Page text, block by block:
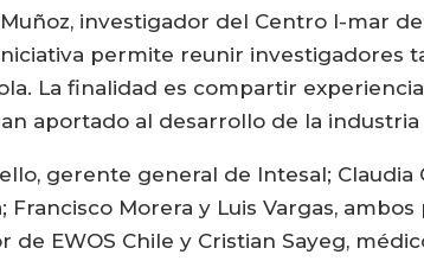
Muñoz, investigador del Centro I-mar
permite reunir investigadores
La finalidad es compartir
aportado al desarrollo de la industria
gerente general de Intesal;
Francisco Morera y Luis Vargas,
de EWOS Chile y Cristian Sayeg,